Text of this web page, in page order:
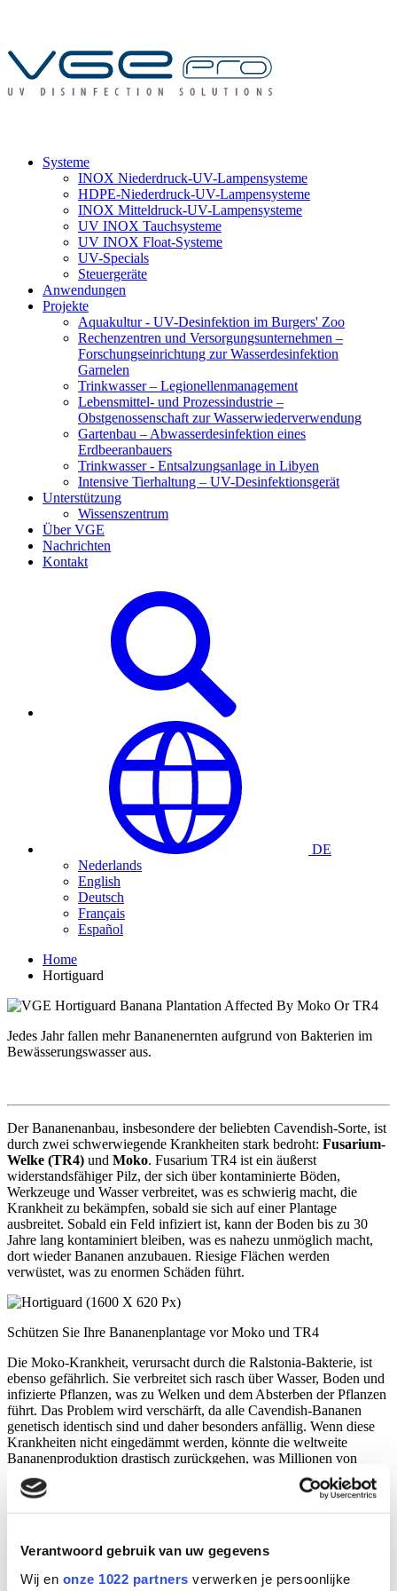
Verantwoord gebruik van uw gegevens
Wij en onze 1022 partners verwerken je persoonlijke
Systeme
INOX Niederdruck-UV-Lampensysteme
HDPE-Niederdruck-UV-Lampensysteme
INOX Mitteldruck-UV-Lampensysteme
UV INOX Tauchsysteme
UV INOX Float-Systeme
UV-Specials
Steuergeräte
Anwendungen
Projekte
Aquakultur - UV-Desinfektion im Burgers' Zoo
Rechenzentren und Versorgungsunternehmen –
Forschungseinrichtung zur Wasserdesinfektion
Garnelen
Trinkwasser – Legionellenmanagement
Lebensmittel- und Prozessindustrie –
Obstgenossenschaft zur Wasserwiederverwendung
Gartenbau – Abwasserdesinfektion eines
Erdbeeranbauers
Trinkwasser - Entsalzungsanlage in Libyen
Intensive Tierhaltung – UV-Desinfektionsgerät
Unterstützung
Wissenszentrum
Über VGE
Nachrichten
Kontakt
DE
Nederlands
English
Deutsch
Français
Español
Home
Hortiguard
Jedes Jahr fallen mehr Bananenernten aufgrund von Bakterien im
Bewässerungswasser aus.
Der Bananenanbau, insbesondere der beliebten Cavendish-Sorte, ist
durch zwei schwerwiegende Krankheiten stark bedroht: Fusarium-
Welke (TR4) und Moko. Fusarium TR4 ist ein äußerst
widerstandsfähiger Pilz, der sich über kontaminierte Böden,
Werkzeuge und Wasser verbreitet, was es schwierig macht, die
Krankheit zu bekämpfen, sobald sie sich auf einer Plantage
ausbreitet. Sobald ein Feld infiziert ist, kann der Boden bis zu 30
Jahre lang kontaminiert bleiben, was es nahezu unmöglich macht,
dort wieder Bananen anzubauen. Riesige Flächen werden
verwüstet, was zu enormen Schäden führt.
Schützen Sie Ihre Bananenplantage vor Moko und TR4
Die Moko-Krankheit, verursacht durch die Ralstonia-Bakterie, ist
ebenso gefährlich. Sie verbreitet sich rasch über Wasser, Boden und
infizierte Pflanzen, was zu Welken und dem Absterben der Pflanzen
führt. Das Problem wird verschärft, da alle Cavendish-Bananen
genetisch identisch sind und daher besonders anfällig. Wenn diese
Krankheiten nicht eingedämmt werden, könnte die weltweite
Bananenproduktion drastisch zurückgehen, was Millionen von
Menschen betreffen würde, die von dieser Kulturpflanze abhängig
sind.
Um Bananenanbauflächen, insbesondere die anfällige Cavendish-
Sorte, zu schützen, ist es entscheidend, das Bewässerungswasser zu